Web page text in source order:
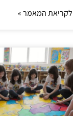
לקריאת המאמר »